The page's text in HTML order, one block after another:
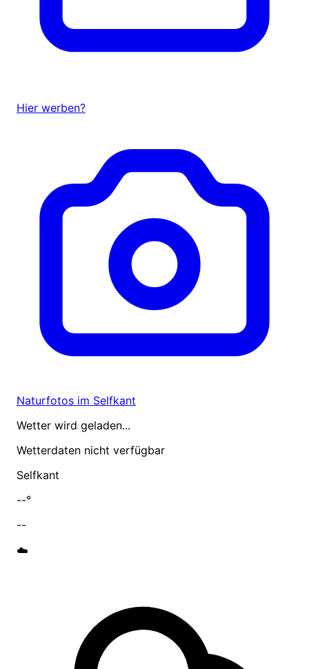
Hier werben?
Naturfotos im Selfkant
Wetter wird geladen...
Wetterdaten nicht verfügbar
Selfkant
--°
--
☁️